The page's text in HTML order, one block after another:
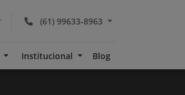
(61) 99633-8963
Institucional Blog